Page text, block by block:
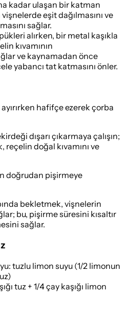
kadar ulaşan bir katman
eşit dağılmasını ve
sağlar.
alırken, bir metal kaşıkla
kıvamının
ve kaynamadan önce
yabancı tat katmasını önler.
hafifçe ezerek çorba
dışarı çıkarmaya çalışın;
reçelin doğal kıvamını ve
doğrudan pişirmeye
bekletmek, vişnelerin
bu, pişirme süresini kısaltır
sağlar.
: tuzlu limon suyu (1/2 limonun
tuz + 1/4 çay kaşığı limon